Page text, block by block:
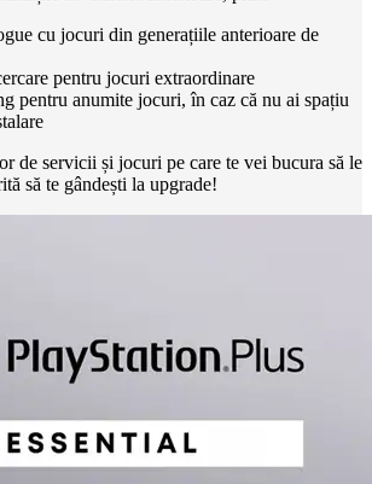
cu jocuri din generațiile anterioare de
pentru jocuri extraordinare
pentru anumite jocuri, în caz că nu ai spațiu
de servicii și jocuri pe care te vei bucura să le
să te gândești la upgrade!